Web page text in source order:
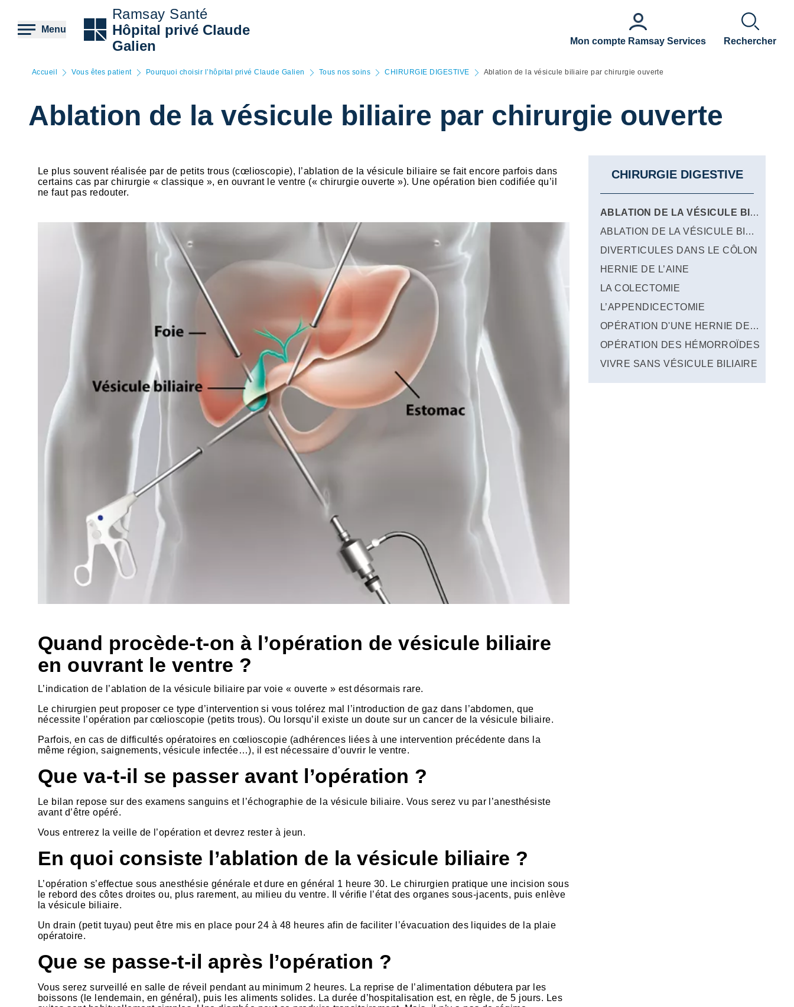
contenu
principal
Menu
Ramsay Santé
Hôpital privé Claude
Galien
Mon compte Ramsay Services Rechercher
Accueil Vous êtes patient Pourquoi choisir l’hôpital privé Claude Galien Tous nos soins CHIRURGIE DIGESTIVE Ablation de la vésicule biliaire par chirurgie ouverte
Ablation de la vésicule biliaire par chirurgie ouverte
Le plus souvent réalisée par de petits trous (cœlioscopie), l’ablation de la vésicule biliaire se fait encore parfois dans
certains cas par chirurgie « classique », en ouvrant le ventre (« chirurgie ouverte »). Une opération bien codifiée qu’il
ne faut pas redouter.
Quand procède-t-on à l’opération de vésicule biliaire
en ouvrant le ventre ?
L’indication de l’ablation de la vésicule biliaire par voie « ouverte » est désormais rare.
Le chirurgien peut proposer ce type d’intervention si vous tolérez mal l’introduction de gaz dans l’abdomen, que
nécessite l’opération par cœlioscopie (petits trous). Ou lorsqu’il existe un doute sur un cancer de la vésicule biliaire.
Parfois, en cas de difficultés opératoires en cœlioscopie (adhérences liées à une intervention précédente dans la
même région, saignements, vésicule infectée…), il est nécessaire d’ouvrir le ventre.
Que va-t-il se passer avant l’opération ?
Le bilan repose sur des examens sanguins et l’échographie de la vésicule biliaire. Vous serez vu par l’anesthésiste
avant d’être opéré.
Vous entrerez la veille de l’opération et devrez rester à jeun.
En quoi consiste l’ablation de la vésicule biliaire ?
L’opération s’effectue sous anesthésie générale et dure en général 1 heure 30. Le chirurgien pratique une incision sous
le rebord des côtes droites ou, plus rarement, au milieu du ventre. Il vérifie l’état des organes sous-jacents, puis enlève
la vésicule biliaire.
Un drain (petit tuyau) peut être mis en place pour 24 à 48 heures afin de faciliter l’évacuation des liquides de la plaie
opératoire.
Que se passe-t-il après l’opération ?
Vous serez surveillé en salle de réveil pendant au minimum 2 heures. La reprise de l’alimentation débutera par les
boissons (le lendemain, en général), puis les aliments solides. La durée d’hospitalisation est, en règle, de 5 jours. Les
CHIRURGIE DIGESTIVE
ABLATION DE LA VÉSICULE BILIAIRE PAR CHIRURGIE OUVERTE
ABLATION DE LA VÉSICULE BILIAIRE PAR CŒLIOSCOPIE
DIVERTICULES DANS LE CÔLON
HERNIE DE L’AINE
LA COLECTOMIE
L’APPENDICECTOMIE
OPÉRATION D'UNE HERNIE DE L’AINE
OPÉRATION DES HÉMORROÏDES
VIVRE SANS VÉSICULE BILIAIRE